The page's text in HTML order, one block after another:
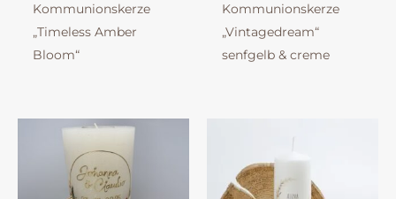
Kommunionskerze
„Timeless Amber
Bloom“
Kommunionskerze
„Vintagedream“
senfgelb & creme